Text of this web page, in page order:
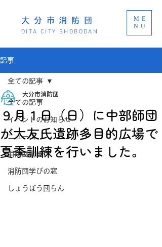
大分市消防団
OITA CITY SHOBODAN
ME
NU
記事
全ての記事
イベントのお知らせ
ニュース
消防団動画
消防団学びの窓
しょうぼう団らん
全ての記事
９月１日（日）に中部師団
が大友氏遺跡多目的広場で
夏季訓練を行いました。
大分市消防団